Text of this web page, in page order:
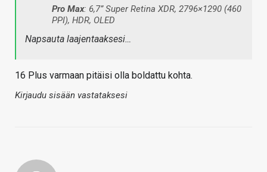
Pro Max: 6,7” Super Retina XDR, 2796×1290 (460
PPI), HDR, OLED
Napsauta laajentaaksesi…
16 Plus varmaan pitäisi olla boldattu kohta.
Kirjaudu sisään vastataksesi